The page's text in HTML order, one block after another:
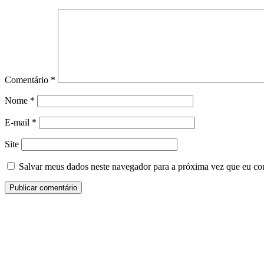
Comentário *
Nome *
E-mail *
Site
Salvar meus dados neste navegador para a próxima vez que eu